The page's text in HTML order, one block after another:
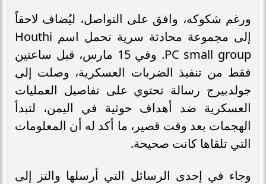
ورغم شكوكه، وافق على التواصل، ليُضاف لاحقاً
إلى مجموعة محادثة سرية تحمل اسم Houthi
PC small group. وفي 15 مارس، قبل ساعتين
فقط من تنفيذ الضربات العسكرية، وصلت إلى
جولدبيرج رسالة تحتوي على تفاصيل العمليات
العسكرية ضد أهداف حوثية في اليمن، لتبدأ
الهجمات بعد وقت قصير، ما أكد له أن المعلومات
التي تلقاها كانت صحيحة.
وجاء في إحدى الرسائل التي أرسلها والتز إلى